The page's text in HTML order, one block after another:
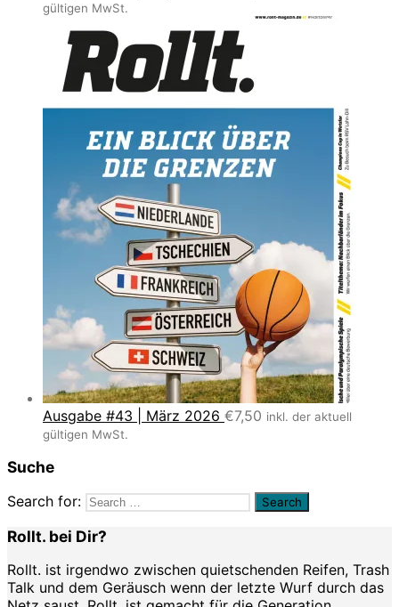
gültigen MwSt.
Ausgabe #43 | März 2026 €7,50 inkl. der aktuell
gültigen MwSt.
Suche
Search for:
Rollt. bei Dir?
Rollt. ist irgendwo zwischen quietschenden Reifen, Trash
Talk und dem Geräusch wenn der letzte Wurf durch das